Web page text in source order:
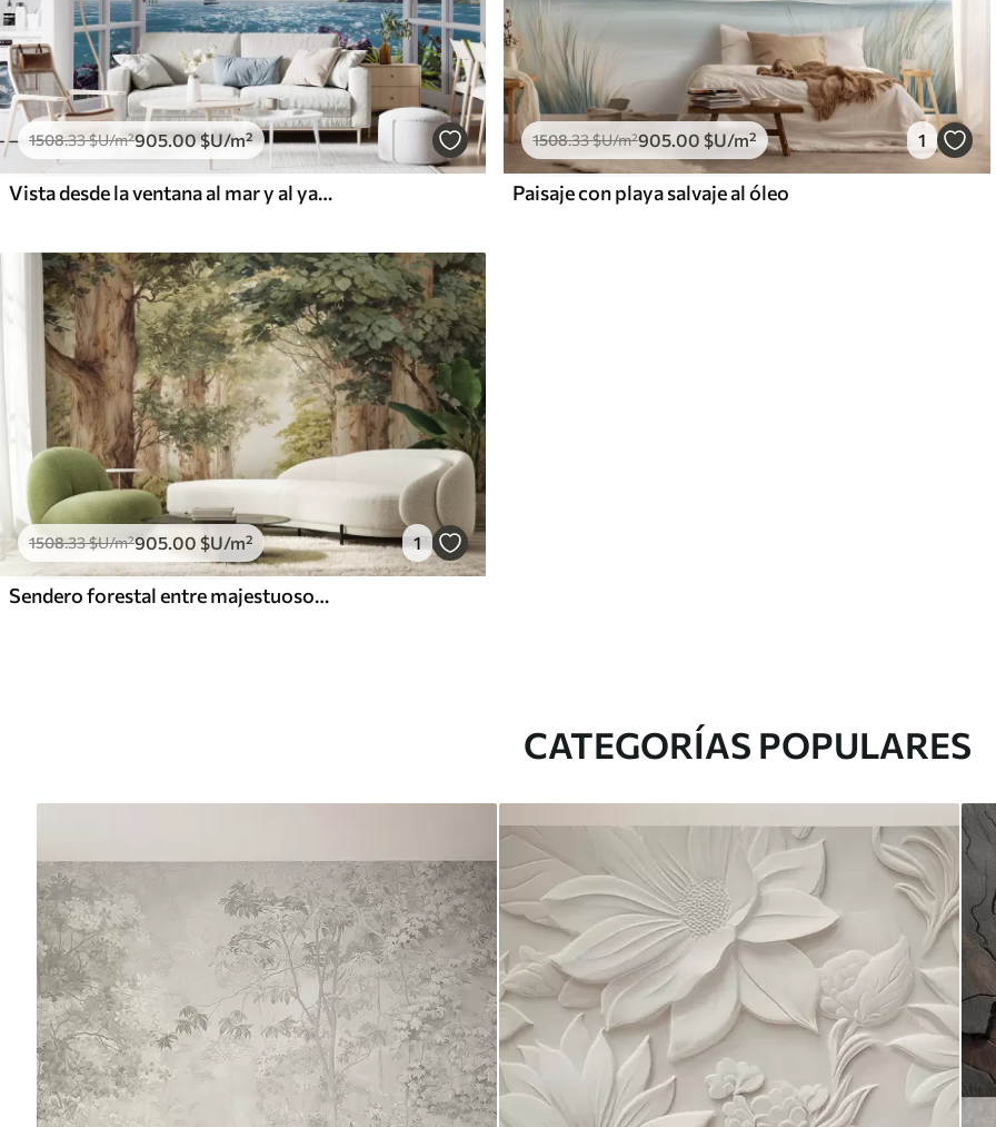
1508.33$U/m²905.00$U/m²
Vista desde la ventana al mar y al yate
1508.33$U/m²905 .00 $U/m² 1
Paisaje con playa salvaje al óleo
1508.33$U/m²905.00 $U/m² 1
Sendero forestal entre majestuosos árboles en estilo acuarela
CATEGORÍAS POPULARES